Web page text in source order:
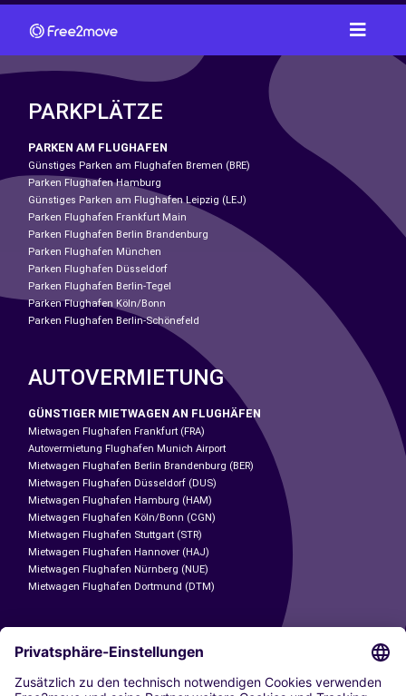
PARKPLÄTZE
PARKEN AM FLUGHAFEN
Günstiges Parken am Flughafen Bremen (BRE)
Parken Flughafen Hamburg
Günstiges Parken am Flughafen Leipzig (LEJ)
Parken Flughafen Frankfurt Main
Parken Flughafen Berlin Brandenburg
Parken Flughafen München
Parken Flughafen Düsseldorf
Parken Flughafen Berlin-Tegel
Parken Flughafen Köln/Bonn
Parken Flughafen Berlin-Schönefeld
AUTOVERMIETUNG
GÜNSTIGER MIETWAGEN AN FLUGHÄFEN
Mietwagen Flughafen Frankfurt (FRA)
Autovermietung Flughafen Munich Airport
Mietwagen Flughafen Berlin Brandenburg (BER)
Mietwagen Flughafen Düsseldorf (DUS)
Mietwagen Flughafen Hamburg (HAM)
Mietwagen Flughafen Köln/Bonn (CGN)
Mietwagen Flughafen Stuttgart (STR)
Mietwagen Flughafen Hannover (HAJ)
Mietwagen Flughafen Nürnberg (NUE)
Mietwagen Flughafen Dortmund (DTM)
CARSHARING
UNSERE STÄDTE